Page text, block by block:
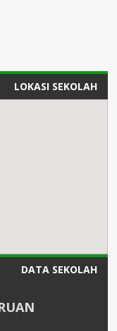
LOKASI SEKOLAH
DATA SEKOLAH